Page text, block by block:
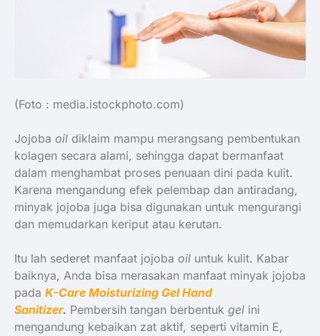
(Foto : media.istockphoto.com)
Jojoba oil diklaim mampu merangsang pembentukan
kolagen secara alami, sehingga dapat bermanfaat
dalam menghambat proses penuaan dini pada kulit.
Karena mengandung efek pelembap dan antiradang,
minyak jojoba juga bisa digunakan untuk mengurangi
dan memudarkan keriput atau kerutan.
Itu lah sederet manfaat jojoba oil untuk kulit. Kabar
baiknya, Anda bisa merasakan manfaat minyak jojoba
pada K-Care Moisturizing Gel Hand
Sanitizer. Pembersih tangan berbentuk gel ini
mengandung kebaikan zat aktif, seperti vitamin E,